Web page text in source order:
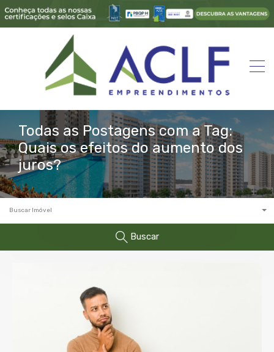
Todas as Postagens com a Tag:
Quais os efeitos do aumento dos
juros?
Buscar Imóvel
Buscar